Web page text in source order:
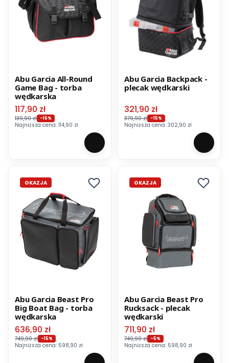
Abu Garcia All-Round
Game Bag - torba
wędkarska
Cena promocyjna
117,90 zł
139,90 zł -16%
Najniższa cena: 114,90 zł
Abu Garcia Backpack -
plecak wędkarski
Cena promocyjna
321,90 zł
379,90 zł -15%
Najniższa cena: 302,90 zł
OKAZJA
Abu Garcia Beast Pro
Big Boat Bag - torba
wędkarska
Cena promocyjna
636,90 zł
749,90 zł -15%
Najniższa cena: 598,90 zł
OKAZJA
Abu Garcia Beast Pro
Rucksack - plecak
wędkarski
Cena promocyjna
711,90 zł
749,90 zł -5%
Najniższa cena: 598,90 zł